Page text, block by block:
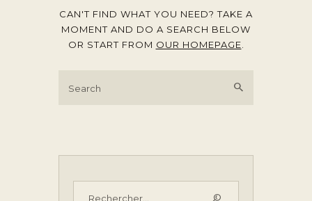
CAN'T FIND WHAT YOU NEED? TAKE A
MOMENT AND DO A SEARCH BELOW
OR START FROM OUR HOMEPAGE.